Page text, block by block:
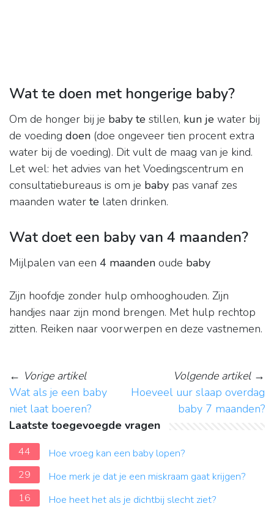
Wat te doen met hongerige baby?
Om de honger bij je baby te stillen, kun je water bij
de voeding doen (doe ongeveer tien procent extra
water bij de voeding). Dit vult de maag van je kind.
Let wel: het advies van het Voedingscentrum en
consultatiebureaus is om je baby pas vanaf zes
maanden water te laten drinken.
Wat doet een baby van 4 maanden?
Mijlpalen van een 4 maanden oude baby
Zijn hoofdje zonder hulp omhooghouden. Zijn
handjes naar zijn mond brengen. Met hulp rechtop
zitten. Reiken naar voorwerpen en deze vastnemen.
← Vorige artikel
Wat als je een baby
niet laat boeren?
Volgende artikel→
Hoeveel uur slaap overdag
baby 7 maanden?
Laatste toegevoegde vragen
44
Hoe vroeg kan een baby lopen?
29
Hoe merk je dat je een miskraam gaat krijgen?
16
Hoe heet het als je dichtbij slecht ziet?